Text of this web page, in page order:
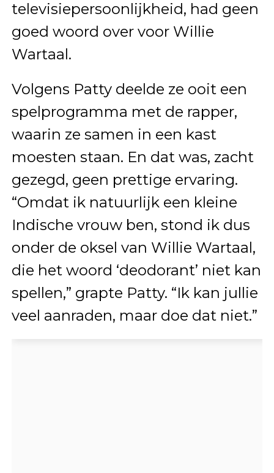
televisiepersoonlijkheid, had geen
goed woord over voor Willie
Wartaal.
Volgens Patty deelde ze ooit een
spelprogramma met de rapper,
waarin ze samen in een kast
moesten staan. En dat was, zacht
gezegd, geen prettige ervaring.
“Omdat ik natuurlijk een kleine
Indische vrouw ben, stond ik dus
onder de oksel van Willie Wartaal,
die het woord ‘deodorant’ niet kan
spellen,” grapte Patty. “Ik kan jullie
veel aanraden, maar doe dat niet.”